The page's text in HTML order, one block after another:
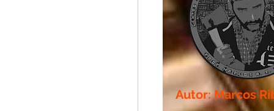
Autor: Marcos